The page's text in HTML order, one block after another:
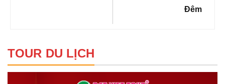
Đêm
TOUR DU LỊCH